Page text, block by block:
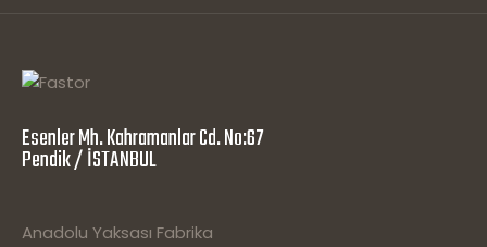
Esenler Mh. Kahramanlar Cd. No:67
Pendik / İSTANBUL
Anadolu Yaksası Fabrika